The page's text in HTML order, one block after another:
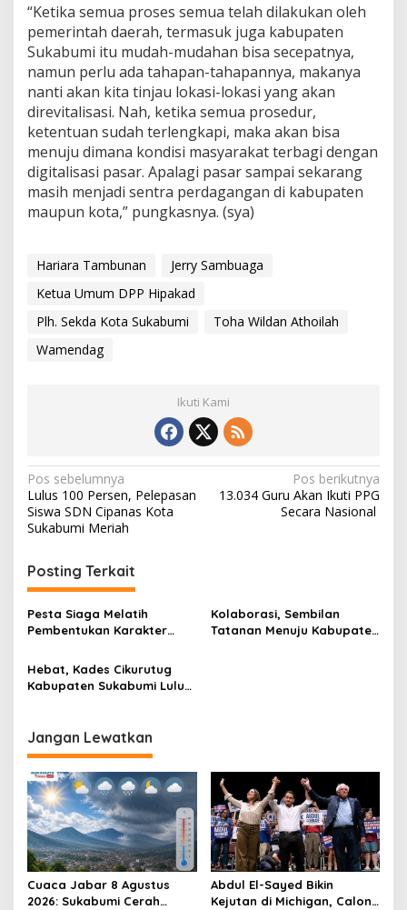
“Ketika semua proses semua telah dilakukan oleh
pemerintah daerah, termasuk juga kabupaten
Sukabumi itu mudah-mudahan bisa secepatnya,
namun perlu ada tahapan-tahapannya, makanya
nanti akan kita tinjau lokasi-lokasi yang akan
direvitalisasi. Nah, ketika semua prosedur,
ketentuan sudah terlengkapi, maka akan bisa
menuju dimana kondisi masyarakat terbagi dengan
digitalisasi pasar. Apalagi pasar sampai sekarang
masih menjadi sentra perdagangan di kabupaten
maupun kota,” pungkasnya. (sya)
Hariara Tambunan
Jerry Sambuaga
Ketua Umum DPP Hipakad
Plh. Sekda Kota Sukabumi
Toha Wildan Athoilah
Wamendag
Ikuti Kami
N
a
v
i
g
a
s
i
p
s
Pos sebelumnya
Lulus 100 Persen, Pelepasan
Siswa SDN Cipanas Kota
Sukabumi Meriah
Pos berikutnya
13.034 Guru Akan Ikuti PPG
Secara Nasional
Posting Terkait
Pesta Siaga Melatih
Pembentukan Karakter
Pramuka menjadi
ekstrakurikuler Wajib
Disekolah
Kolaborasi, Sembilan
Tatanan Menuju Kabupaten
Hebat, Kades Cikurutug
Kabupaten Sukabumi Lulus
Jangan Lewatkan
Cuaca Jabar 8 Agustus
2026: Sukabumi Cerah
Abdul El-Sayed Bikin
Kejutan di Michigan, Calon